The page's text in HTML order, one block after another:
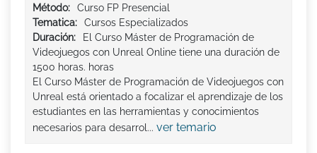
Método:
Curso FP Presencial
Tematica:
Cursos Especializados
Duración:
El Curso Máster de Programación de
Videojuegos con Unreal Online tiene una duración de
1500 horas. horas
El Curso Máster de Programación de Videojuegos con
Unreal está orientado a focalizar el aprendizaje de los
estudiantes en las herramientas y conocimientos
necesarios para desarrol... ver temario